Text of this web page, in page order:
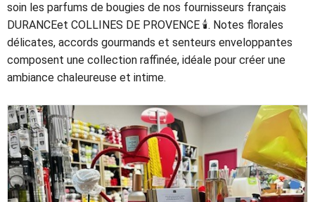
soin les parfums de bougies de nos fournisseurs français
DURANCEet COLLINES DE PROVENCE 🕯️. Notes florales
délicates, accords gourmands et senteurs enveloppantes
composent une collection raffinée, idéale pour créer une
ambiance chaleureuse et intime.